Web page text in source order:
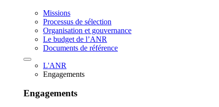
Missions
Processus de sélection
Organisation et gouvernance
Le budget de l’ANR
Documents de référence
L'ANR
Engagements
Engagements